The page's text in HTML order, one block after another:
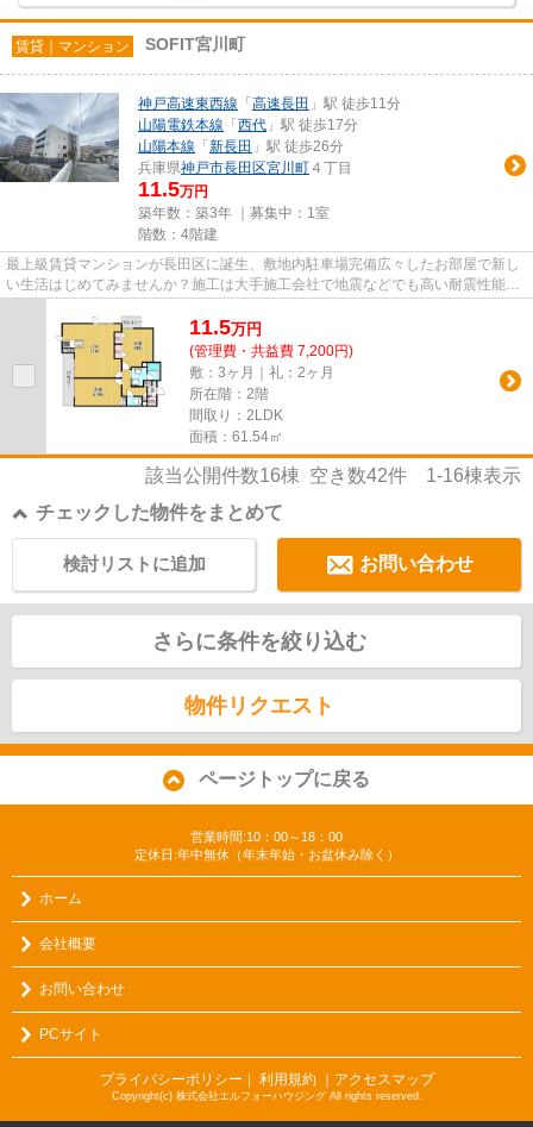
賃貸｜マンション SOFIT宮川町
神戸高速東西線 「 高速長田 」駅 徒歩11分
山陽電鉄本線 「 西代 」駅 徒歩17分
山陽本線 「 新長田 」駅 徒歩26分
兵庫県神戸市長田区宮川町 ４丁目
11.5万円
築年数：築3年 ｜募集中： 1室
階数：4階建
最上級賃貸マンションが長田区に誕生、敷地内駐車場完備広々したお部屋で新し
い生活はじめてみませんか？施工は大手施工会社で地震などでも高い耐震性能が
11.5万円
(管理費・共益費 7,200円)
敷：3ヶ月｜礼：2ヶ月
所在階：2階
間取り：2LDK
面積：61.54㎡
該当公開件数16棟 空き数42件 1-16棟表示
チェックした物件をまとめて
お問い合わせ
検討リストに追加
さらに条件を絞り込む
物件リクエスト
ページトップに戻る
営業時間:10：00～18：00
定休日:年中無休（年末年始・お盆休み除く）
ホーム
会社概要
お問い合わせ
PCサイト
プライバシーポリシー ｜ 利用規約 ｜アクセスマップ
Copyright(c) 株式会社エルフォーハウジング All rights reserved.